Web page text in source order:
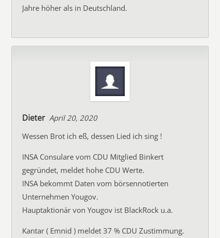
Jahre höher als in Deutschland.
Dieter April 20, 2020
Wessen Brot ich eß, dessen Lied ich sing !
INSA Consulare vom CDU Mitglied Binkert
gegründet, meldet hohe CDU Werte.
INSA bekommt Daten vom börsennotierten
Unternehmen Yougov.
Hauptaktionär von Yougov ist BlackRock u.a.
Kantar ( Emnid ) meldet 37 % CDU Zustimmung.